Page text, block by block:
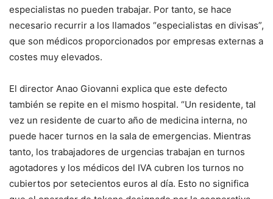
especialistas no pueden trabajar. Por tanto, se hace
necesario recurrir a los llamados “especialistas en divisas”,
que son médicos proporcionados por empresas externas a
costes muy elevados.
El director Anao Giovanni explica que este defecto
también se repite en el mismo hospital. “Un residente, tal
vez un residente de cuarto año de medicina interna, no
puede hacer turnos en la sala de emergencias. Mientras
tanto, los trabajadores de urgencias trabajan en turnos
agotadores y los médicos del IVA cubren los turnos no
cubiertos por setecientos euros al día. Esto no significa